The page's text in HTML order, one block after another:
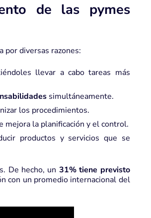
de las pymes
por diversas razones:
llevar a cabo tareas más
simultáneamente.
los procedimientos.
mejora la planificación y el control.
productos y servicios que se
De hecho, un 31% tiene previsto
con un promedio internacional del